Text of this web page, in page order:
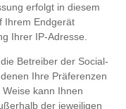
erfolgt in diesem
Ihrem Endgerät
Ihrer IP-Adresse.
Betreiber der Social-
Ihre Präferenzen
kann Ihnen
der jeweiligen